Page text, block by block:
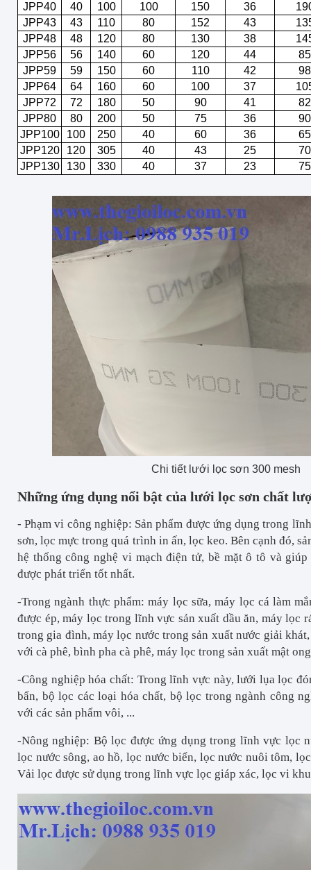
JPP40
40 100 100 150 36
JPP43
43 110 80 152 43
JPP48
48 120 80 130 38
JPP56
56 140 60 120 44
85
JPP59
59 150 60 110 42
98
JPP64
64 160 60 100 37
JPP72
72 180 50 90 41
82
JPP80
80 200 50 75 36
90
JPP100
100 250 40 60 36
65
JPP120
120 305 40 43 25
70
JPP130
130 330 40 37 23 75
Chi tiết lưới lọc sơn 300 mesh
Những ứng dụng nổi bật của lưới lọc sơn chất
- Phạm vi công nghiệp: Sản phẩm được ứng dụng trong
sơn, lọc mực trong quá trình in ấn, lọc keo. Bên cạnh đó,
hệ thống công nghệ vi mạch điện tử, bề mặt ô tô và
được phát triển tốt nhất.
-Trong ngành thực phẩm: máy lọc sữa, máy lọc cá làm
được ép, máy lọc trong lĩnh vực sản xuất dầu ăn, máy lọc
trong gia đình, máy lọc nước trong sản xuất nước giải
với cà phê, bình pha cà phê, máy lọc trong sản xuất mật
-Công nghiệp hóa chất: Trong lĩnh vực này, lưới lụa lọc
bẩn, bộ lọc các loại hóa chất, bộ lọc trong ngành công
với các sản phẩm vôi, ...
-Nông nghiệp: Bộ lọc được ứng dụng trong lĩnh vực lọc
lọc nước sông, ao hồ, lọc nước biển, lọc nước nuôi tôm,
Vải lọc được sử dụng trong lĩnh vực lọc giáp xác, lọc vi